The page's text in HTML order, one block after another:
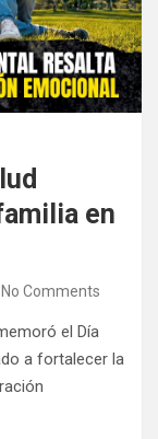
en
No Comments
el Día
a fortalecer la